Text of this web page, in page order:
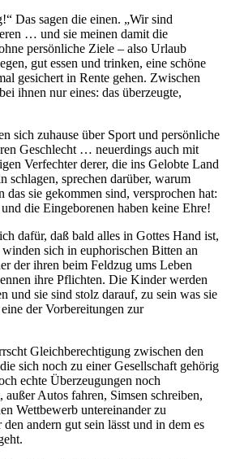
Das sagen die einen. „Wir sind
… und sie meinen damit die
persönliche Ziele – also Urlaub
gut essen und trinken, eine schöne
gesichert in Rente gehen. Zwischen
ihnen nur eines: das überzeugte,
sich zuhause über Sport und persönliche
Geschlecht … neuerdings auch mit
Verfechter derer, die ins Gelobte Land
schlagen, sprechen darüber, warum
das sie gekommen sind, versprochen hat:
die Eingeborenen haben keine Ehre!
dafür, daß bald alles in Gottes Hand ist,
sich in euphorischen Bitten an
der ihren beim Feldzug ums Leben
ihre Pflichten. Die Kinder werden
und sie sind stolz darauf, zu sein was sie
der Vorbereitungen zur
Gleichberechtigung zwischen den
sich noch zu einer Gesellschaft gehörig
echte Überzeugungen noch
Autos fahren, Simsen schreiben,
Wettbewerb untereinander zu
andern gut sein lässt und in dem es